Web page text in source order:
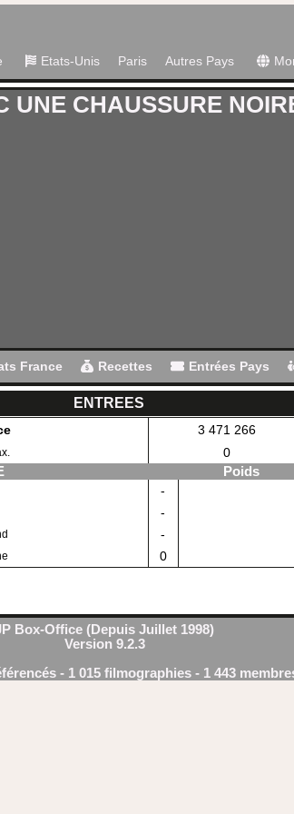
Etats-Unis Paris Autres Pays
UNE CHAUSSURE
France Recettes Entrées Pays
ENTREES
3 471 266
0
Poids
-
-
-
0
Box-Office (Depuis Juillet 1998)
Version 9.2.3
- 1 015 filmographies - 1 443